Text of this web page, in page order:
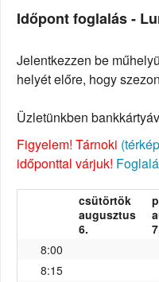
Időpont foglalás -
Jelentkezzen be
helyét előre, hogy
Üzletünkben
Figyelem! Tárnoki
időponttal várjuk!
csütörtök
augusztus
6.
8:00
8:15